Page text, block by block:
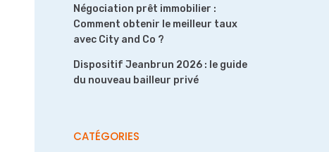
Négociation prêt immobilier :
Comment obtenir le meilleur taux
avec City and Co ?
Dispositif Jeanbrun 2026 : le guide
du nouveau bailleur privé
CATÉGORIES